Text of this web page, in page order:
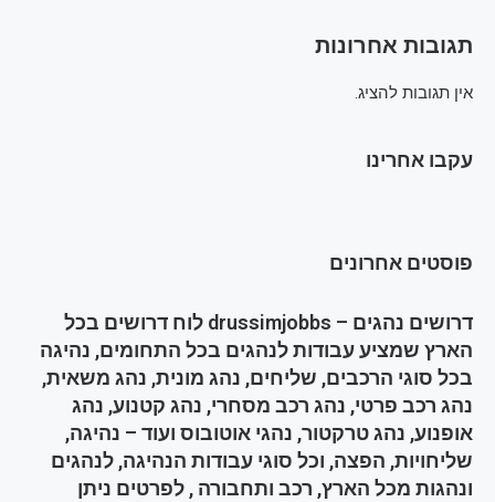
תגובות אחרונות
אין תגובות להציג.
עקבו אחרינו
פוסטים אחרונים
דרושים נהגים – drussimjobbs לוח דרושים בכל
הארץ שמציע עבודות לנהגים בכל התחומים, נהיגה
בכל סוגי הרכבים, שליחים, נהג מונית, נהג משאית,
נהג רכב פרטי, נהג רכב מסחרי, נהג קטנוע, נהג
אופנוע, נהג טרקטור, נהגי אוטובוס ועוד – נהיגה,
שליחויות, הפצה, וכל סוגי עבודות הנהיגה, לנהגים
ונהגות מכל הארץ, רכב ותחבורה , לפרטים ניתן